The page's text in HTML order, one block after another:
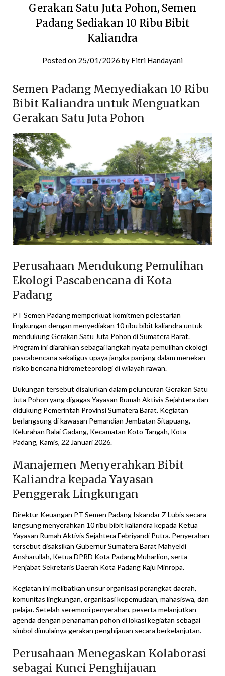
Gerakan Satu Juta Pohon, Semen
Padang Sediakan 10 Ribu Bibit
Kaliandra
Posted on 25/01/2026 by Fitri Handayani
Semen Padang Menyediakan 10 Ribu
Bibit Kaliandra untuk Menguatkan
Gerakan Satu Juta Pohon
Perusahaan Mendukung Pemulihan
Ekologi Pascabencana di Kota
Padang
PT Semen Padang memperkuat komitmen pelestarian
lingkungan dengan menyediakan 10 ribu bibit kaliandra untuk
mendukung Gerakan Satu Juta Pohon di Sumatera Barat.
Program ini diarahkan sebagai langkah nyata pemulihan ekologi
pascabencana sekaligus upaya jangka panjang dalam menekan
risiko bencana hidrometeorologi di wilayah rawan.
Dukungan tersebut disalurkan dalam peluncuran Gerakan Satu
Juta Pohon yang digagas Yayasan Rumah Aktivis Sejahtera dan
didukung Pemerintah Provinsi Sumatera Barat. Kegiatan
berlangsung di kawasan Pemandian Jembatan Sitapuang,
Kelurahan Balai Gadang, Kecamatan Koto Tangah, Kota
Padang, Kamis, 22 Januari 2026.
Manajemen Menyerahkan Bibit
Kaliandra kepada Yayasan
Penggerak Lingkungan
Direktur Keuangan PT Semen Padang Iskandar Z Lubis secara
langsung menyerahkan 10 ribu bibit kaliandra kepada Ketua
Yayasan Rumah Aktivis Sejahtera Febriyandi Putra. Penyerahan
tersebut disaksikan Gubernur Sumatera Barat Mahyeldi
Ansharullah, Ketua DPRD Kota Padang Muharlion, serta
Penjabat Sekretaris Daerah Kota Padang Raju Minropa.
Kegiatan ini melibatkan unsur organisasi perangkat daerah,
komunitas lingkungan, organisasi kepemudaan, mahasiswa, dan
pelajar. Setelah seremoni penyerahan, peserta melanjutkan
agenda dengan penanaman pohon di lokasi kegiatan sebagai
simbol dimulainya gerakan penghijauan secara berkelanjutan.
Perusahaan Menegaskan Kolaborasi
sebagai Kunci Penghijauan